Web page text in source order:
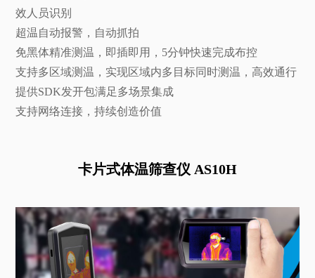
效人员识别
超温自动报警，自动抓拍
免黑体精准测温，即插即用，5分钟快速完成布控
支持多区域测温，实现区域内多目标同时测温，高效通行
提供SDK发开包满足多场景集成
支持网络连接，持续创造价值
卡片式体温筛查仪 AS10H